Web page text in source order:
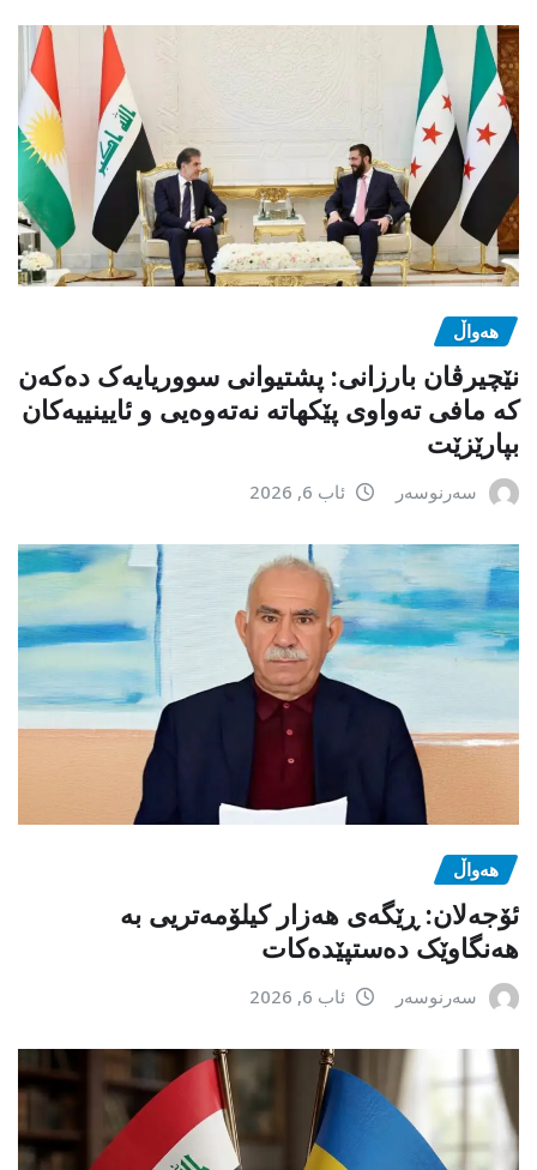
هەواڵ
نێچیرڤان بارزانی: پشتیوانی سووریایەک دەکەن
کە مافی تەواوی پێکهاتە نەتەوەیی و ئایینییەکان
بپارێزێت
سەرنوسەر ئاب 6, 2026
هەواڵ
ئۆجەلان: ڕێگەی هەزار کیلۆمەتریی بە
هەنگاوێک دەستپێدەکات
سەرنوسەر ئاب 6, 2026